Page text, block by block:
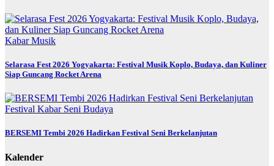
KabarMusik
Selarasa Fest 2026 Yogyakarta: Festival Musik Koplo, Budaya, dan Kuliner
Siap Guncang Rocket Arena
Festival Kabar Seni Budaya
BERSEMI Tembi 2026 Hadirkan Festival Seni Berkelanjutan
Kalender